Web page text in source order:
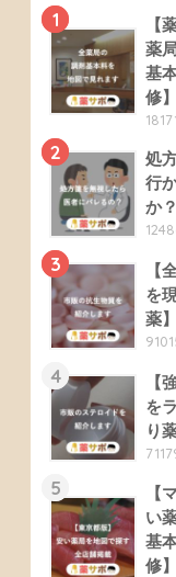
1
【
薬
基
修】
2
処
行
か？
3
【
を
薬】
4
【
を
り
5
【
い
基
修】